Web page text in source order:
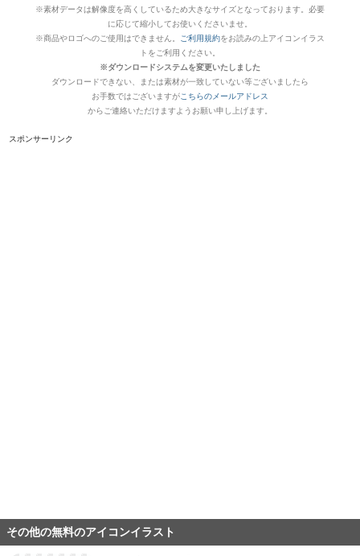
※素材データは解像度を高くしているため大きなサイズとなっております。必要
に応じて縮小してお使いくださいませ。
※商品やロゴへのご使用はできません。
ご利用規約をお読みの上アイコンイラス
トをご利用ください。
※ダウンロードシステムを変更いたしました
ダウンロードできない、または素材が一致していない等ございましたら
お手数ではございますがこちらのメールアドレス
からご連絡いただけますようお願い申し上げます。
スポンサーリンク
その他の無料のアイコンイラスト